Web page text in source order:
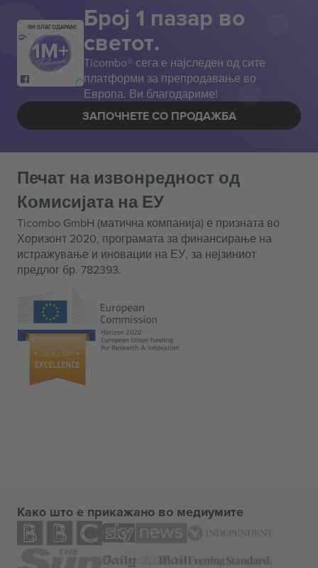
ВИ БЛАГОДАРАМ! Број 1 пазар во
светот.
Ticombo® сега е најследен од сите
платформи за препродавање во
Европа. Ви благодариме!
ЗАПОЧНЕТЕ СО ПРОДАЖБА
Печат на извонредност од
Комисијата на ЕУ
Ticombo GmbH (матична компанија) е призната во
Хоризонт 2020, програмата за финансирање на
истражување и иновации на ЕУ, за нејзиниот
предлог бр. 782393.
Како што е прикажано во медиумите